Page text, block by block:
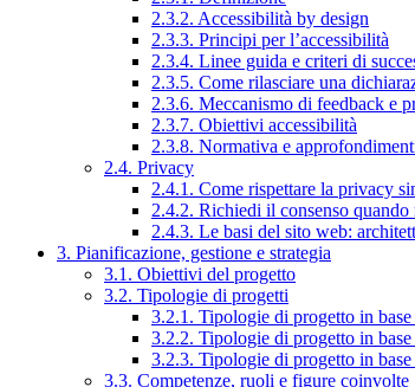
2.3.2. Accessibilità by design
2.3.3. Principi per l’accessibilità
2.3.4. Linee guida e criteri di
2.3.5. Come rilasciare una
2.3.6. Meccanismo di feedback e
2.3.7. Obiettivi accessibilità
2.3.8. Normativa e
2.4. Privacy
2.4.1. Come rispettare la privacy
2.4.2. Richiedi il consenso quando
2.4.3. Le basi del sito web:
3. Pianificazione, gestione e strategia
3.1. Obiettivi del progetto
3.2. Tipologie di progetti
3.2.1. Tipologie di progetto in
3.2.2. Tipologie di progetto in
3.2.3. Tipologie di progetto in
3.3. Competenze, ruoli e figure coinvolte